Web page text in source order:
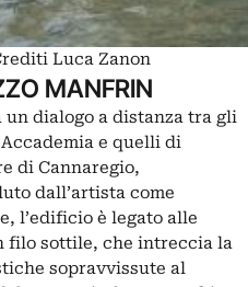
Luca Zanon
MANFRIN
dialogo a distanza tra gli
e quelli di
di Cannaregio,
dall’artista come
l’edificio è legato alle
filo sottile, che intreccia la
sopravvissute al